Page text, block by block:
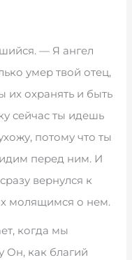
— Я ангел
умер твой отец,
их охранять и быть
сейчас ты идешь
потому что ты
перед ним. И
вернулся к
молящимся о нем.
когда мы
Он, как благий